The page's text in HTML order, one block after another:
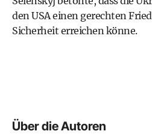
den USA einen gerechten
Sicherheit erreichen könne.
Über die Autoren